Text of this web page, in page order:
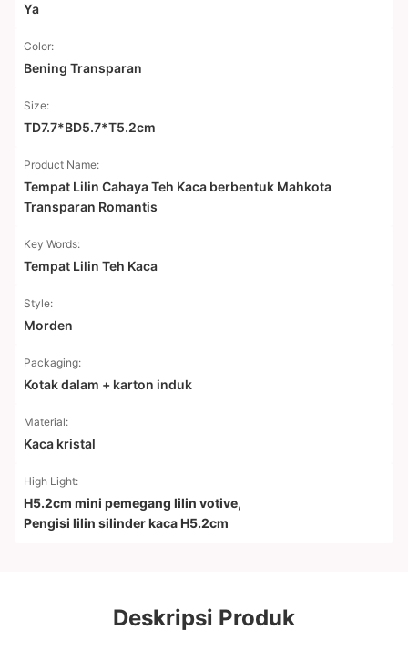
Ya
Color:
Bening Transparan
Size:
TD7.7*BD5.7*T5.2cm
Product Name:
Tempat Lilin Cahaya Teh Kaca berbentuk Mahkota
Transparan Romantis
Key Words:
Tempat Lilin Teh Kaca
Style:
Morden
Packaging:
Kotak dalam + karton induk
Material:
Kaca kristal
High Light:
H5.2cm mini pemegang lilin votive,
Pengisi lilin silinder kaca H5.2cm
Deskripsi Produk